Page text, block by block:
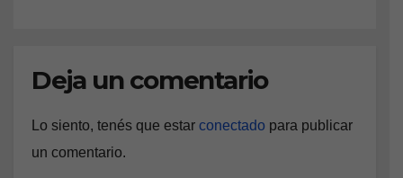
Deja un comentario
Lo siento, tenés que estar conectado para publicar
un comentario.